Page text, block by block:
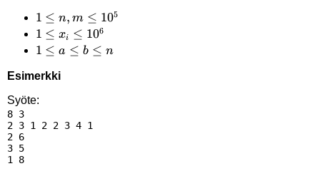
1 \le
n, m
\le
1 ≤ n, m ≤ 105
1 \le
x_i
10^6
1 ≤ xi ≤ 106
1
a
\le
\le
1 ≤ a ≤ b ≤ n
Esimerkki
Syöte:
8 3
2 3 1 2 2 3 4 1
2 6
3 5
1 8